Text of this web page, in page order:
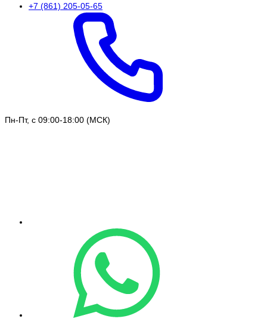
+7 (861) 205-05-65
Пн-Пт, с 09:00-18:00 (МСК)